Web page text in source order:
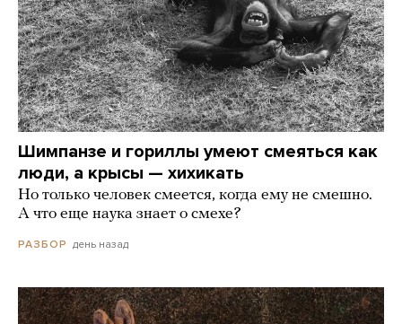
Шимпанзе и гориллы умеют смеяться как
люди, а крысы — хихикать
Но только человек смеется, когда ему не смешно.
А что еще наука знает о смехе?
РАЗБОР день назад